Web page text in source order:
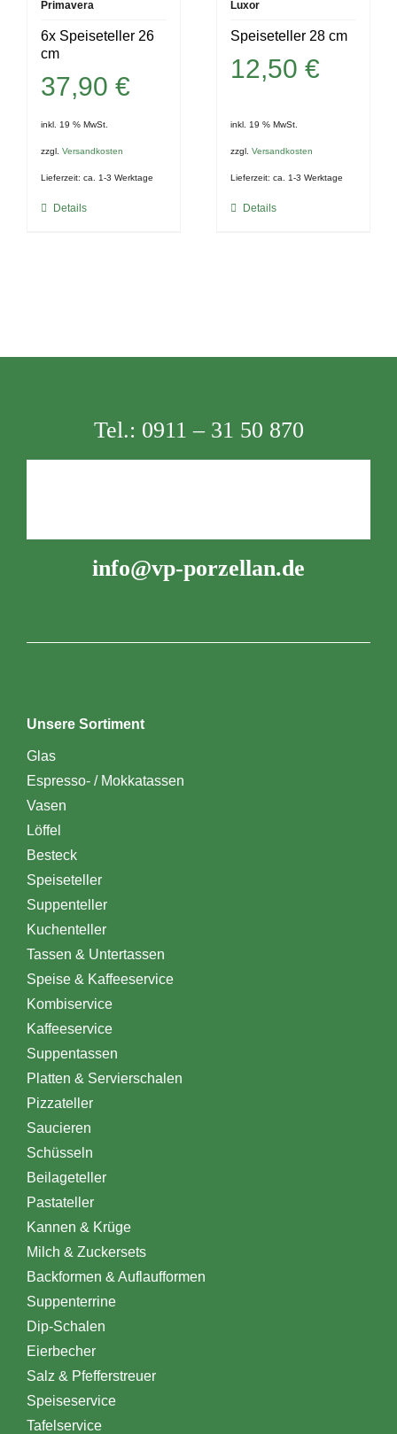
Primavera
6x Speiseteller 26
cm
37,90 €
inkl. 19 % MwSt.
zzgl. Versandkosten
Lieferzeit: ca. 1-3 Werktage
Details
Luxor
Speiseteller 28 cm
12,50€
inkl. 19 % MwSt.
zzgl.Versandkosten
Lieferzeit:ca. 1-3 Werktage
Details
Tel.: 0911 – 31 50 870
info@vp-porzellan.de
Unsere Sortiment
Glas
Espresso- / Mokkatassen
Vasen
Löffel
Besteck
Speiseteller
Suppenteller
Kuchenteller
Tassen & Untertassen
Speise & Kaffeeservice
Kombiservice
Kaffeeservice
Suppentassen
Platten & Servierschalen
Pizzateller
Saucieren
Schüsseln
Beilageteller
Pastateller
Kannen & Krüge
Milch & Zuckersets
Backformen & Auflaufformen
Suppenterrine
Dip-Schalen
Eierbecher
Salz & Pfefferstreuer
Speiseservice
Tafelservice